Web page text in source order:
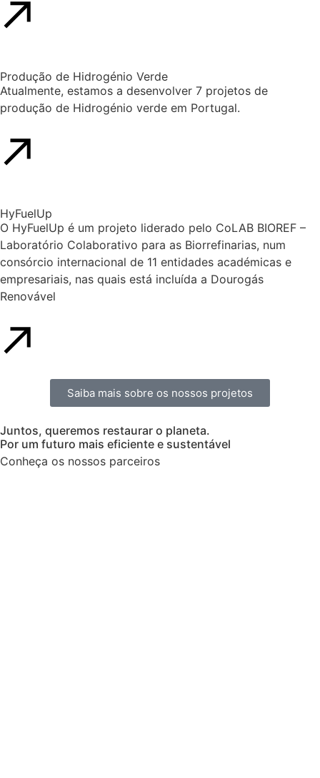
Produção de Hidrogénio Verde
Atualmente, estamos a desenvolver 7 projetos de
produção de Hidrogénio verde em Portugal.
HyFuelUp
O HyFuelUp é um projeto liderado pelo CoLAB BIOREF –
Laboratório Colaborativo para as Biorrefinarias, num
consórcio internacional de 11 entidades académicas e
empresariais, nas quais está incluída a Dourogás
Renovável
Saiba mais sobre os nossos projetos
Juntos, queremos restaurar o planeta.
Por um futuro mais eficiente e sustentável
Conheça os nossos parceiros